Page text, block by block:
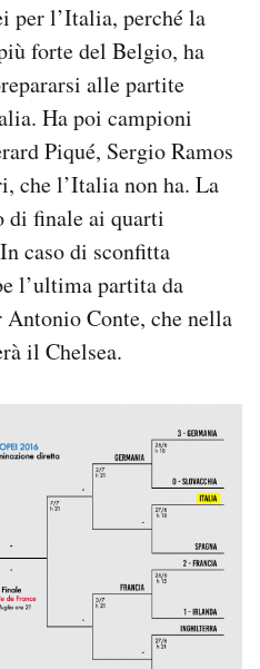
per l’Italia, perché la
forte del Belgio, ha
alle partite
Ha poi campioni
Piqué, Sergio Ramos
che l’Italia non ha. La
di finale ai quarti
caso di sconfitta
l’ultima partita da
Conte, che nella
il Chelsea.